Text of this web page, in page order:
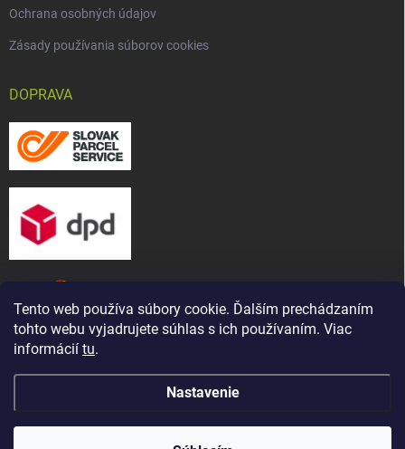
Tento web používa súbory cookie. Ďalším prechádzaním
tohto webu vyjadrujete súhlas s ich používaním. Viac
informácií tu.
Nastavenie
Naša predajňa bola presťahovaná ! Nájdete nás na novej
adrese: ul. Martina Bartoňa 5421/ 7A, Senica - Čáčov
Ochrana osobných údajov
Zásady používania súborov cookies
DOPRAVA
Copyright 2026CHOV-MAT, s. r. o.. Všetky práva vyhradené.Upraviť
nastavenie cookies